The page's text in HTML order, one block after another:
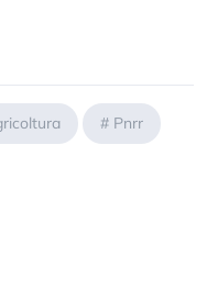
# Pnrr